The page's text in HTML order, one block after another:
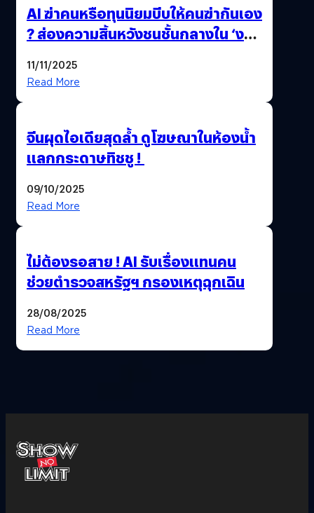
AI ฆ่าคนหรือทุนนิยมบีบให้คนฆ่ากันเอง
? ส่องความสิ้นหวังชนชั้นกลางใน ‘งาน
11/11/2025
Read More
จีนผุดไอเดียสุดล้ำ ดูโฆษณาในห้องน้ำ
แลกกระดาษทิชชู !
09/10/2025
Read More
ไม่ต้องรอสาย ! AI รับเรื่องแทนคน
ช่วยตำรวจสหรัฐฯ กรองเหตุฉุกเฉิน
28/08/2025
Read More